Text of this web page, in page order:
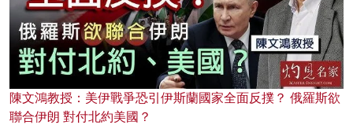
陳文鴻教授：美伊戰爭恐引伊斯蘭國家全面反撲？ 俄羅斯欲
聯合伊朗 對付北約美國？